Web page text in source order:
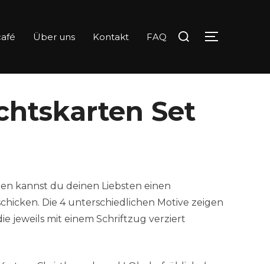
Über uns Kontakt FAQ
Suchen
Set
kannst du deinen Liebsten einen
Die 4 unterschiedlichen Motive zeigen
jeweils mit einem Schriftzug verziert